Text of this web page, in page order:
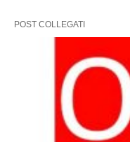
POST COLLEGATI